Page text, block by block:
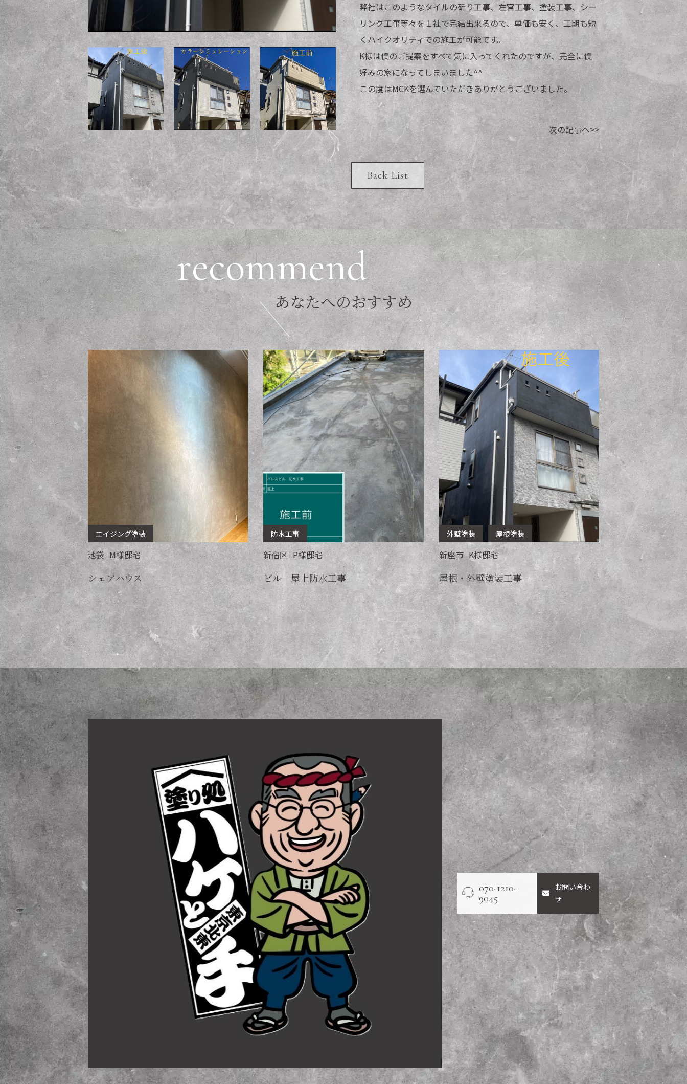
弊社はこのようなタイルの斫り工事、左官工事、塗装工事、シー
リング工事等々を１社で完結出来るので、単価も安く、工期も短
くハイクオリティでの施工が可能です。
K様は僕のご提案をすべて気に入ってくれたのですが、完全に僕
好みの家になってしまいました^^
この度はMCKを選んでいただきありがとうございました。
次の記事へ>>
Back List
recommend
あなたへのおすすめ
エイジング塗装
池袋 M様邸宅
シェアハウス
防水工事
新宿区 P様邸宅
ビル 屋上防水工事
外壁塗装 屋根塗装
新座市 K様邸宅
屋根・外壁塗装工事
070-1210-
9045
お問い合わ
せ